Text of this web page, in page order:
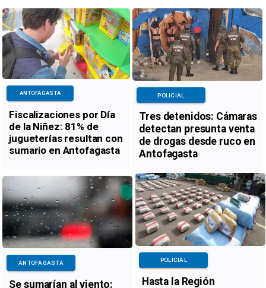
Fiscalizaciones por Día
de la Niñez: 81% de
jugueterías resultan con
sumario en Antofagasta
ANTOFAGASTA
Tres detenidos: Cámaras
detectan presunta venta
de drogas desde ruco en
Antofagasta
POLICIAL
Se sumarían al viento:
ANTOFAGASTA
Hasta la Región
POLICIAL